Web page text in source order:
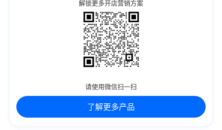
解锁更多开店营销方案
请使用微信扫一扫
了解更多产品